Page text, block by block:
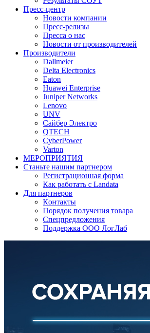
Пресс-центр
Новости компании
Пресс-релизы
Пресса о нас
Новости от производителей
Производители
Dallmeier
Delta Electronics
Eaton
Huawei Enterprise
Juniper Networks
Lenovo
UNV
Сайбер Электро
QTECH
CyberPower
Varton
МЕРОПРИЯТИЯ
Станьте нашим партнером
Регистрационная форма
Как работать с Landata
Для партнеров
Кoнтaкты
Порядок получения товара
Спецпредложения
Поддержка ООО ЛогЛаб